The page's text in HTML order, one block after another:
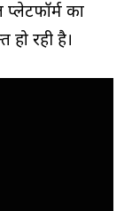
का
रही है।